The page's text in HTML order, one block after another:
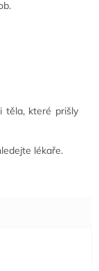
těla, které prišly
lékaře.